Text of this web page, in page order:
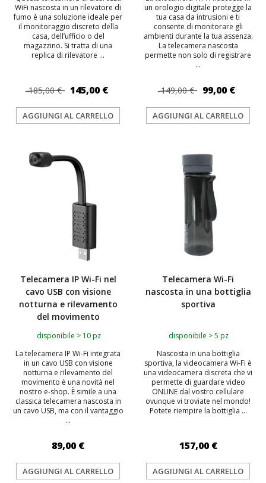
WiFi nascosta in un rilevatore di
fumo è una soluzione ideale per
il monitoraggio discreto della
casa, dell’ufficio o del
magazzino. Si tratta di una
replica di rilevatore ...
185,00 € 145,00 €
AGGIUNGI AL CARRELLO
un orologio digitale protegge la
tua casa da intrusioni e ti
consente di monitorare gli
ambienti durante la tua assenza.
La telecamera nascosta
permette non solo di registrare
...
149,00 € 99,00 €
AGGIUNGI AL CARRELLO
Telecamera IP Wi-Fi nel
cavo USB con visione
notturna e rilevamento
del movimento
disponibile > 10 pz
La telecamera IP Wi-Fi integrata
in un cavo USB con visione
notturna e rilevamento del
movimento è una novità nel
nostro e-shop. È simile a una
classica telecamera nascosta in
un cavo USB, ma con il vantaggio
...
89,00 €
AGGIUNGI AL CARRELLO
Telecamera Wi-Fi
nascosta in una bottiglia
sportiva
disponibile > 5 pz
Nascosta in una bottiglia
sportiva, la videocamera Wi-Fi è
una videocamera discreta che vi
permette di guardare video
ONLINE dal vostro cellulare
ovunque vi troviate nel mondo!
Potete riempire la bottiglia ...
157,00 €
AGGIUNGI AL CARRELLO